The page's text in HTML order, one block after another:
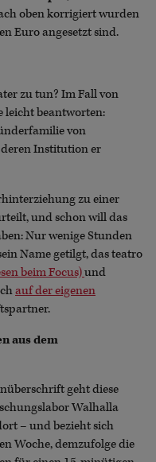
oben korrigiert wurden
Euro angesetzt sind.
zu tun? Im Fall von
leicht beantworten:
von
Institution er
zu einer
und schon will das
Nur wenige Stunden
Name getilgt, das teatro
beim Focus)und
auf der eigenen
aus dem
geht diese
Walhalla
– und bezieht sich
Woche, demzufolge die